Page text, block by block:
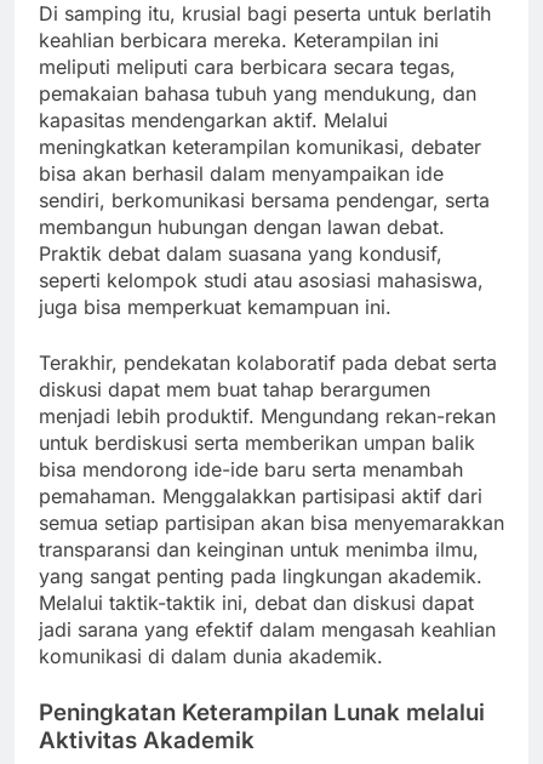
Di samping itu, krusial bagi peserta untuk berlatih
keahlian berbicara mereka. Keterampilan ini
meliputi meliputi cara berbicara secara tegas,
pemakaian bahasa tubuh yang mendukung, dan
kapasitas mendengarkan aktif. Melalui
meningkatkan keterampilan komunikasi, debater
bisa akan berhasil dalam menyampaikan ide
sendiri, berkomunikasi bersama pendengar, serta
membangun hubungan dengan lawan debat.
Praktik debat dalam suasana yang kondusif,
seperti kelompok studi atau asosiasi mahasiswa,
juga bisa memperkuat kemampuan ini.
Terakhir, pendekatan kolaboratif pada debat serta
diskusi dapat mem buat tahap berargumen
menjadi lebih produktif. Mengundang rekan-rekan
untuk berdiskusi serta memberikan umpan balik
bisa mendorong ide-ide baru serta menambah
pemahaman. Menggalakkan partisipasi aktif dari
semua setiap partisipan akan bisa menyemarakkan
transparansi dan keinginan untuk menimba ilmu,
yang sangat penting pada lingkungan akademik.
Melalui taktik-taktik ini, debat dan diskusi dapat
jadi sarana yang efektif dalam mengasah keahlian
komunikasi di dalam dunia akademik.
Peningkatan Keterampilan Lunak melalui
Aktivitas Akademik